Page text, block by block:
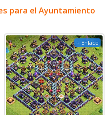
para el Ayuntamiento
+ Enlace